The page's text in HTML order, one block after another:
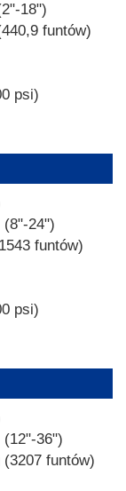
18")
funtów)
psi)
24")
funtów)
psi)
36")
funtów)